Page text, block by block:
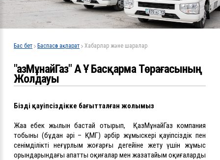
Бас бет Баспасөз ақпарат Хабарлар және шаралар
"ҚазМұнайГаз" АҚ ҰҚ Басқарма Төрағасының
Жолдауы
Біздің қауіпсіздікке бағытталған жолымыз
Жаңа еңбек жылын бастай отырып, ҚазМұнайГаз компания
тобының (бұдан әрі – ҚМГ) әрбір жұмыскері қауіпсіздік пен
сенімділіктің неғұрлым жоғарғы деңгейіне жету үшін жұмыс
орындарындағы апатты оқиғалар мен жазатайым оқиғаларды